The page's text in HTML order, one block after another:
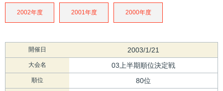
2002年度 2001年度 2000年度
開催日 2003/1/21
大会名 03上半期順位決定戦
順位 80位